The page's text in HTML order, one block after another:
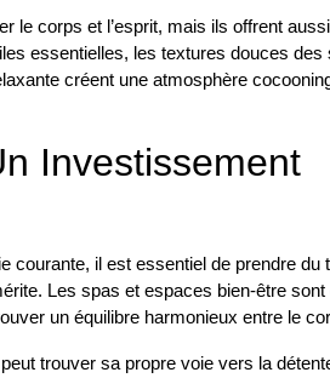
le corps et l’esprit, mais ils offrent
essentielles, les textures douces des
créent une atmosphère
Investissement
courante, il est essentiel de prendre du
Les spas et espaces bien-être
un équilibre harmonieux entre le
trouver sa propre voie vers la